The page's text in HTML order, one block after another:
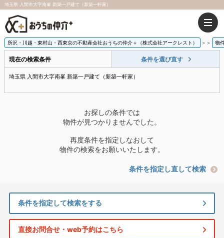
埼玉県 入間市大字南峯 新築一戸建て（新築一軒家）
所沢・川越・東村山・西東京の不動産会社おうちの仲介＋（株式会社アークレスト） > 物
現在の検索条件 条件を選び直す
埼玉県 入間市大字南峯 新築一戸建て（新築一軒家）
お探しの条件では
物件が見つかりませんでした。
再度条件を指定しなおして
物件の検索をお願いいたします。
条件を指定し直して検索
条件を指定して検索をする
直接お問合せ・web予約はこちら